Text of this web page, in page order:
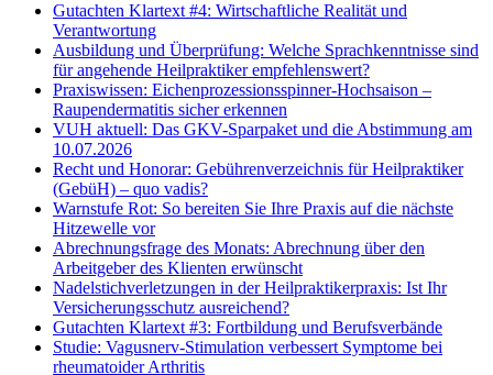
Gutachten Klartext #4: Wirtschaftliche Realität und
Verantwortung
Ausbildung und Überprüfung: Welche Sprachkenntnisse sind
für angehende Heilpraktiker empfehlenswert?
Praxiswissen: Eichenprozessionsspinner-Hochsaison –
Raupendermatitis sicher erkennen
VUH aktuell: Das GKV-Sparpaket und die Abstimmung am
10.07.2026
Recht und Honorar: Gebührenverzeichnis für Heilpraktiker
(GebüH) – quo vadis?
Warnstufe Rot: So bereiten Sie Ihre Praxis auf die nächste
Hitzewelle vor
Abrechnungsfrage des Monats: Abrechnung über den
Arbeitgeber des Klienten erwünscht
Nadelstichverletzungen in der Heilpraktikerpraxis: Ist Ihr
Versicherungsschutz ausreichend?
Gutachten Klartext #3: Fortbildung und Berufsverbände
Studie: Vagusnerv-Stimulation verbessert Symptome bei
rheumatoider Arthritis